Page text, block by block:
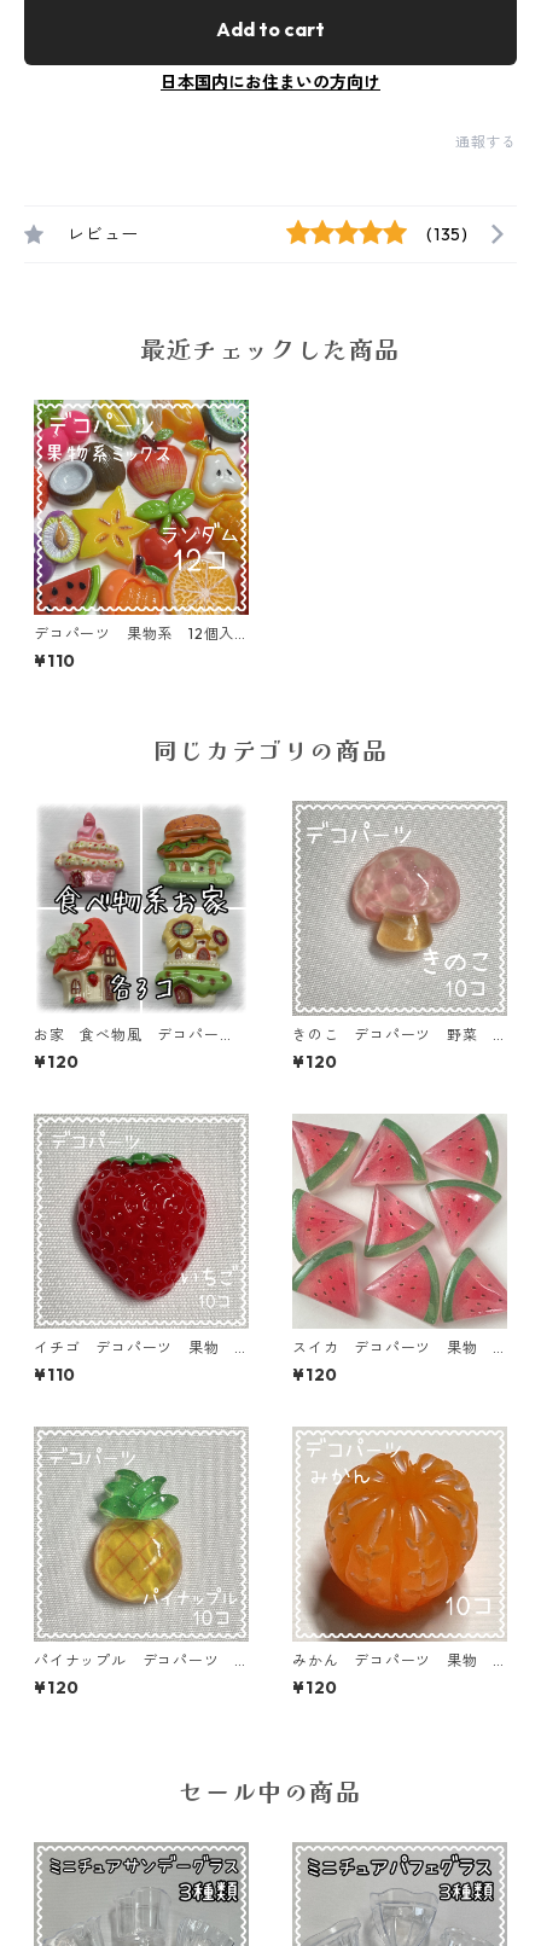
Add to cart
日本国内にお住まいの方向け
通報する
レビュー (135)
最近チェックした商品
デコパーツ 果物系 12個入
り 貼り付けパーツ【DP-FU-
MIX12ｆ】
¥110
同じカテゴリの商品
お家 食べ物風 デコパー
ツ 各種 3個入り 貼り付け
パーツ【DP-FDH】
¥120
きのこ デコパーツ 野菜 1
0個入り 貼り付けパーツ【D
P-FU-pm】
¥120
イチゴ デコパーツ 果物
フルーツ 10個入り 貼り付
けパーツ【DP-FU-st 20×18】
¥110
スイカ デコパーツ 果物
フルーツ 10個入り 貼り付
けパーツ【DP-FU-wm】
¥120
パイナップル デコパーツ
果物 フルーツ 10個入り
貼り付けパーツ【DP-FU-pn】
¥120
みかん デコパーツ 果物
フルーツ 10個入り 貼り付
けパーツ【DP-FU-ORN】
¥120
セール中の商品